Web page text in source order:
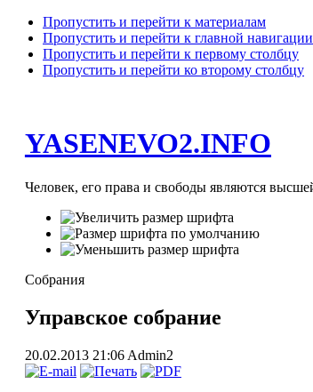
Пропустить и перейти к материалам
Пропустить и перейти к главной навигации
Пропустить и перейти к первому столбцу
Пропустить и перейти ко второму столбцу
YASENEVO2.INFO
Человек, его права и свободы являются
Собрания
Управское собрание
20.02.2013 21:06 Admin2